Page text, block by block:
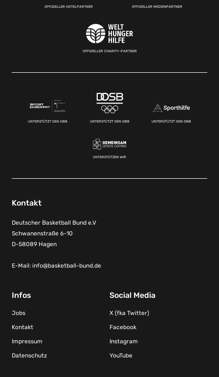
OFFIZIELLER HOTELPARTNER OFFIZIELLER MEDIENPARTNER
OFFIZIELLER CHARITY-PARTNER
UNTERSTÜTZT DEN DBB UNTERSTÜTZT DEN DBB UNTERSTÜTZT DEN DBB
UNTERSTÜTZEN WIR
Kontakt
Deutscher Basketball Bund e.V
Schwanenstraße 6-10
D-58089 Hagen
E-Mail: info@basketball-bund.de
Infos
Jobs
Kontakt
Impressum
Datenschutz
Social Media
X (fka Twitter)
Facebook
Instagram
YouTube